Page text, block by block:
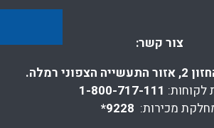
צור קשר:
התעשייה הצפוני רמלה.
לקוחות: 1-800-717-111
מכירות: 9228*